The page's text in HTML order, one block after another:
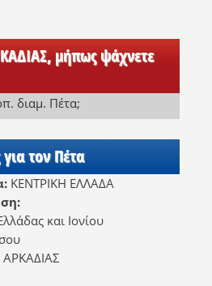
μήπως ψάχνετε
διαμ. Πέτα;
τον Πέτα
ΚΕΝΤΡΙΚΗ ΕΛΛΑΔΑ
και Ιονίου
ΑΡΚΑΔΙΑΣ